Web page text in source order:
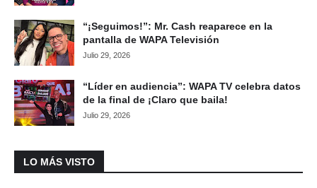
“¡Seguimos!”: Mr. Cash reaparece en la
pantalla de WAPA Televisión
Julio 29, 2026
“Líder en audiencia”: WAPA TV celebra datos
de la final de ¡Claro que baila!
Julio 29, 2026
LO MÁS VISTO